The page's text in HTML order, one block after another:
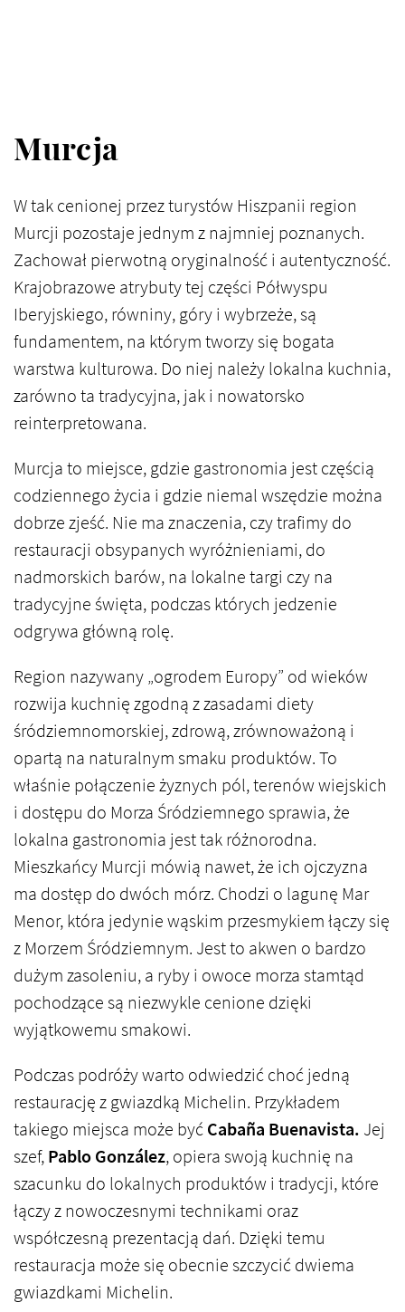
Murcja
W tak cenionej przez turystów Hiszpanii region
Murcji pozostaje jednym z najmniej poznanych.
Zachował pierwotną oryginalność i autentyczność.
Krajobrazowe atrybuty tej części Półwyspu
Iberyjskiego, równiny, góry i wybrzeże, są
fundamentem, na którym tworzy się bogata
warstwa kulturowa. Do niej należy lokalna kuchnia,
zarówno ta tradycyjna, jak i nowatorsko
reinterpretowana.
Murcja to miejsce, gdzie gastronomia jest częścią
codziennego życia i gdzie niemal wszędzie można
dobrze zjeść. Nie ma znaczenia, czy trafimy do
restauracji obsypanych wyróżnieniami, do
nadmorskich barów, na lokalne targi czy na
tradycyjne święta, podczas których jedzenie
odgrywa główną rolę.
Region nazywany „ogrodem Europy” od wieków
rozwija kuchnię zgodną z zasadami diety
śródziemnomorskiej, zdrową, zrównoważoną i
opartą na naturalnym smaku produktów. To
właśnie połączenie żyznych pól, terenów wiejskich
i dostępu do Morza Śródziemnego sprawia, że
lokalna gastronomia jest tak różnorodna.
Mieszkańcy Murcji mówią nawet, że ich ojczyzna
ma dostęp do dwóch mórz. Chodzi o lagunę Mar
Menor, która jedynie wąskim przesmykiem łączy się
z Morzem Śródziemnym. Jest to akwen o bardzo
dużym zasoleniu, a ryby i owoce morza stamtąd
pochodzące są niezwykle cenione dzięki
wyjątkowemu smakowi.
Podczas podróży warto odwiedzić choć jedną
restaurację z gwiazdką Michelin. Przykładem
takiego miejsca może byćCabaña Buenavista. Jej
szef,Pablo González, opiera swoją kuchnię na
szacunku do lokalnych produktów i tradycji, które
łączy z nowoczesnymi technikami oraz
współczesną prezentacją dań. Dzięki temu
restauracja może się obecnie szczycić dwiema
gwiazdkami Michelin.